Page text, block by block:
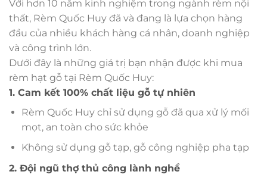
Với hơn 10 năm kinh nghiệm trong ngành rèm nội
thất, Rèm Quốc Huy đã và đang là lựa chọn hàng
đầu của nhiều khách hàng cá nhân, doanh nghiệp
và công trình lớn.
Dưới đây là những giá trị bạn nhận được khi mua
rèm hạt gỗ tại Rèm Quốc Huy:
1. Cam kết 100% chất liệu gỗ tự nhiên
Rèm Quốc Huy chỉ sử dụng gỗ đã qua xử lý mối
mọt, an toàn cho sức khỏe
Không sử dụng gỗ tạp, gỗ công nghiệp pha tạp
2. Đội ngũ thợ thủ công lành nghề